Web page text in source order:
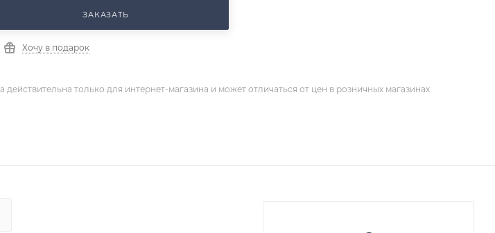
ЗАКАЗАТЬ
Хочу в подарок
действительна только для интернет-магазина и может отличаться от цен в розничных магазинах